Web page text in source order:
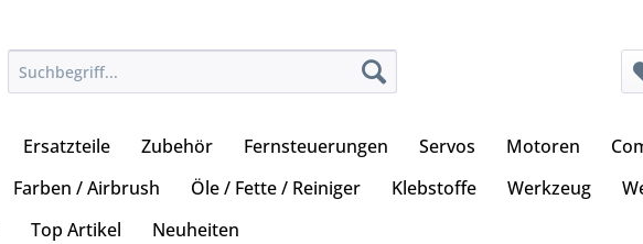
Ersatzteile Zubehör Fernsteuerungen Servos Motoren
Farben / Airbrush Öle / Fette / Reiniger Klebstoffe Werkzeug
Top Artikel Neuheiten